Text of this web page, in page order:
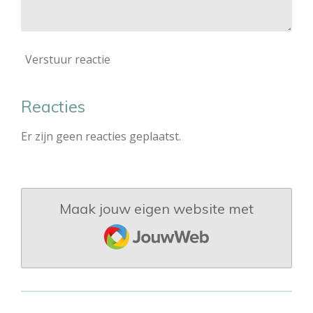
Verstuur reactie
Reacties
Er zijn geen reacties geplaatst.
Maak jouw eigen website met
JouwWeb